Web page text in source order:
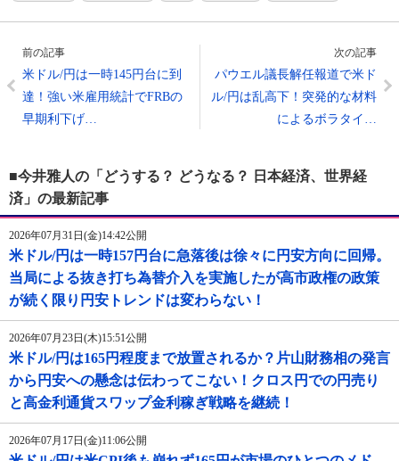
前の記事
米ドル/円は一時145円台に到
達！強い米雇用統計でFRBの
早期利下げ…
次の記事
パウエル議長解任報道で米ド
ル/円は乱高下！突発的な材料
によるボラタイ…
■今井雅人の「どうする？ どうなる？ 日本経済、世界経
済」の最新記事
2026年07月31日(金)14:42公開
米ドル/円は一時157円台に急落後は徐々に円安方向に回帰。
当局による抜き打ち為替介入を実施したが高市政権の政策
が続く限り円安トレンドは変わらない！
2026年07月23日(木)15:51公開
米ドル/円は165円程度まで放置されるか？片山財務相の発言
から円安への懸念は伝わってこない！クロス円での円売り
と高金利通貨スワップ金利稼ぎ戦略を継続！
2026年07月17日(金)11:06公開